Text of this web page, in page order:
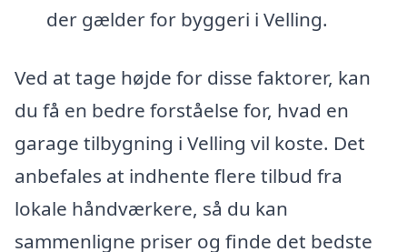
der gælder for byggeri i Velling.
Ved at tage højde for disse faktorer, kan
du få en bedre forståelse for, hvad en
garage tilbygning i Velling vil koste. Det
anbefales at indhente flere tilbud fra
lokale håndværkere, så du kan
sammenligne priser og finde det bedste